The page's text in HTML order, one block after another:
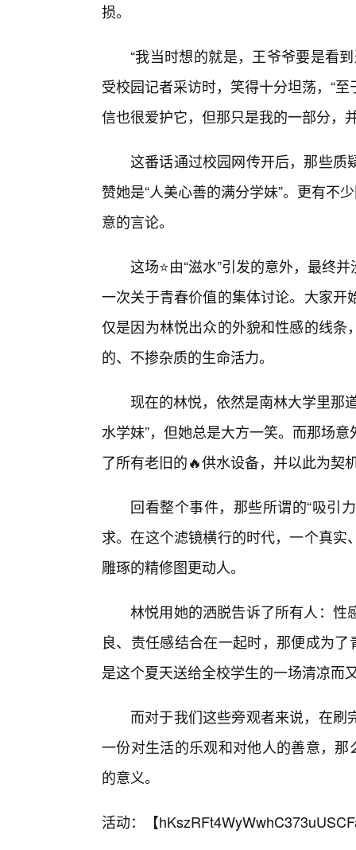
损。
“我当时想的就是，王爷爷要是看
受校园记者采访时，笑得十分坦荡，“
信也很爱护它，但那只是我的一部分，
这番话通过校园网传开后，那些质
赞她是“人美心善的满分学妹”。更有不
意的言论。
这场⭐由“滋水”引发的意外，最终
一次关于青春价值的集体讨论。大家
仅是因为林悦出众的外貌和性感的线
的、不掺杂质的生命活力。
现在的林悦，依然是南林大学里那
水学妹”，但她总是大方一笑。而那场
了所有老旧的🔥供水设备，并以此为契
回看整个事件，那些所谓的“吸引
求。在这个滤镜横行的时代，一个真
雕琢的精修图更动人。
林悦用她的洒脱告诉了所有人：性
良、责任感结合在一起时，那便成为
是这个夏天送给全校学生的一场清凉而
而对于我们这些旁观者来说，在
一份对生活的乐观和对他人的善意，
的意义。
活动：【